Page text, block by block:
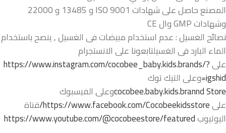
المصنع حاصل على شهادات 9001 ISO و 13485 و 22000
وشهادات GMP وال CE
نصائح الغسيل : عدم استخدام مبيضات فى الغسيل , ينصح باستخدام
الماء البارد فى الغسيلتابعونا على الانستجرام
علىhttps://www.instagram.com/cocobee_baby.kids.brands/?
igshid= وعلى التيك توك
cocobee.baby.kids.brannd Storeوعلى الفيسبوك
علىhttps://www.facebook.com/Cocobeekidsstore/ قناة
اليوتيوبhttps://www.youtube.com/@cocobeestore/featured